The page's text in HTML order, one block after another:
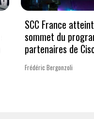
SCC France
sommet du
partenaires de
Frédéric Bergonzoli